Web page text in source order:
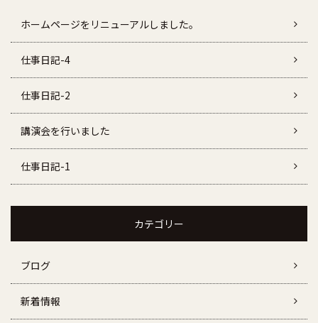
ホームページをリニューアルしました。
仕事日記-4
仕事日記-2
講演会を行いました
仕事日記-1
カテゴリー
ブログ
新着情報